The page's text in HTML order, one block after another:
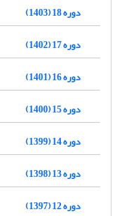
دوره 18 (1403)
دوره 17 (1402)
دوره 16 (1401)
دوره 15 (1400)
دوره 14 (1399)
دوره 13 (1398)
دوره 12 (1397)